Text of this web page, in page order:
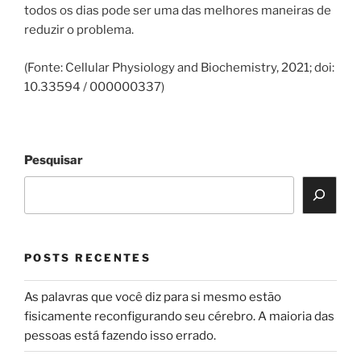
todos os dias pode ser uma das melhores maneiras de
reduzir o problema.
(Fonte: Cellular Physiology and Biochemistry, 2021; doi:
10.33594 / 000000337)
Pesquisar
POSTS RECENTES
As palavras que você diz para si mesmo estão
fisicamente reconfigurando seu cérebro. A maioria das
pessoas está fazendo isso errado.